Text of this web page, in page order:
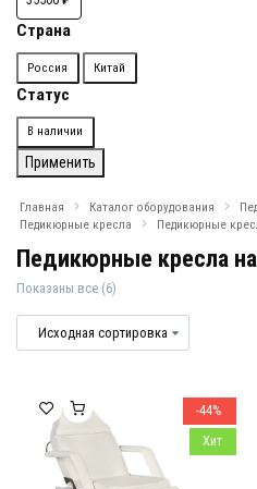
Главная Каталог оборудования
Педикюрные кресла
Педикюрные
Педикюрные кресла
Показаны все (6)
-44%
Хит
Страна
Страна
Россия Китай
Статус
Доступность
В наличии
Применить